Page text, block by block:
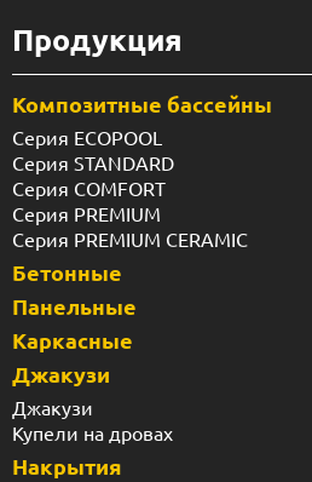
Продукция
Композитные бассейны
Серия ECOPOOL
Серия STANDARD
Серия COMFORT
Серия PREMIUM
Серия PREMIUM CERAMIC
Бетонные
Панельные
Каркасные
Джакузи
Джакузи
Купели на дровах
Накрытия